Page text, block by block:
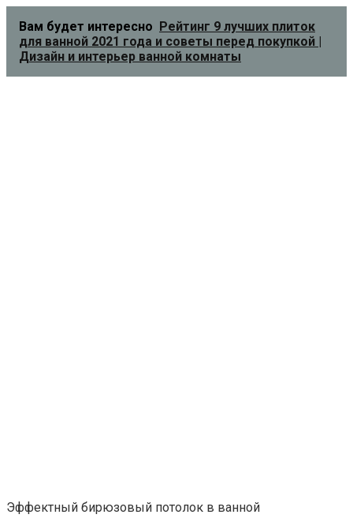
Вам будет интересно Рейтинг 9 лучших плиток
для ванной 2021 года и советы перед покупкой |
Дизайн и интерьер ванной комнаты
Эффектный бирюзовый потолок в ванной